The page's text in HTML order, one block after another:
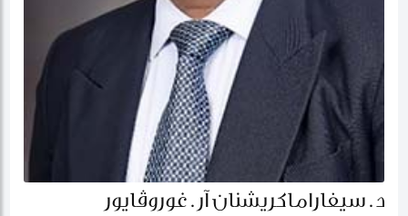
د. سيفاراماكريشنان آر. غوروڤايور